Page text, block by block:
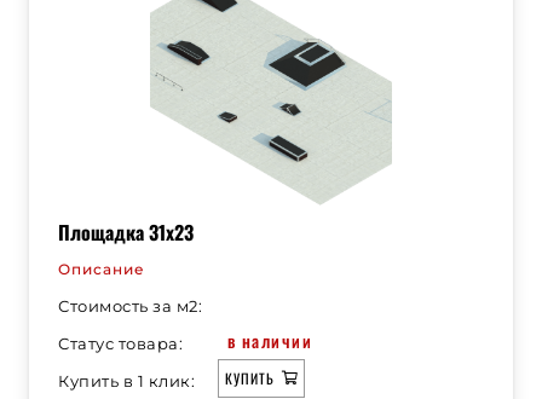
Площадка 31х23
Описание
Стоимость за м2:
Статус товара:
в наличии
Купить в 1 клик: КУПИТЬ